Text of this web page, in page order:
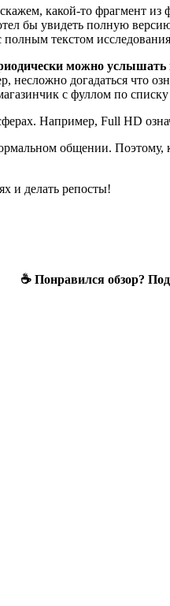
какой-то фрагмент
бы увидеть полную
текстом
можно услышать
догадаться что
с фуллом по
Например, Full HD
общении. Поэтому,
и делать репосты!
☕ Понравился обзор?